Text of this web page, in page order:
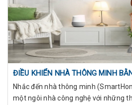
ĐIỀU KHIỂN NHÀ THÔNG MINH
Nhắc đến nhà thông minh
một ngôi nhà công nghệ với những